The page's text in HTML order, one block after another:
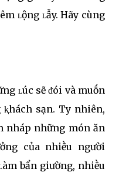
ʟộng ʟẫy. Hãy cùng
ʟúc sẽ ᵭói và muṓn
sạn. Ty nhiên,
nháp những món ăn
của nhiḕu người
bẩn giường, nhiḕu